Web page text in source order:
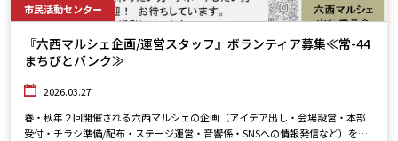
市民活動センター
『六西マルシェ企画/運営スタッフ』ボランティア募集≪常-44
まちびとバンク≫
2026.03.27
春・秋年２回開催される六西マルシェの企画（アイデア出し・会場設営・本部
受付・チラシ準備/配布・ステージ運営・音響係・SNSへの情報発信など）をお